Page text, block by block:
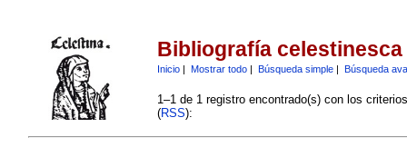
Bibliografía celestinesca
Inicio| Mostrar todo| Búsqueda simple| Búsqueda
1–1 de 1 registro encontrado(s) con los
(RSS):